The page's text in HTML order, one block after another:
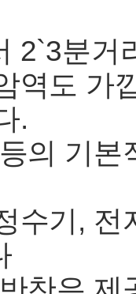
2`3분
역도 가
.
의 기
수기,